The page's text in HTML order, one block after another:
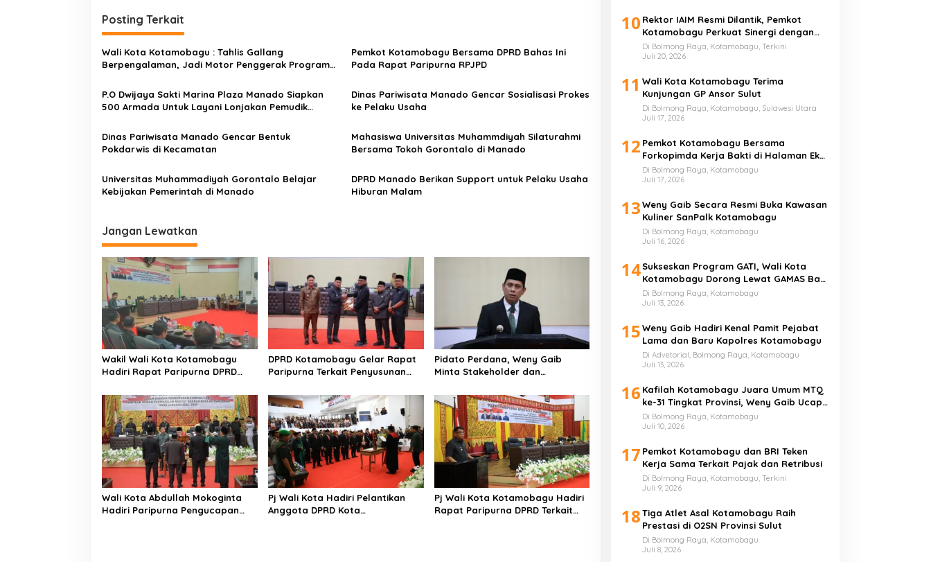
i
g
a
i
o
s
Posting Terkait
Wali Kota Kotamobagu : Tahlis Gallang
Berpengalaman, Jadi Motor Penggerak Program
Pemkot Kotamobagu Bersama DPRD Bahas Ini
Pada Rapat Paripurna RPJPD
P.O Dwijaya Sakti Marina Plaza Manado Siapkan
500 Armada Untuk Layani Lonjakan Pemudik
Diakses Via Online
Dinas Pariwisata Manado Gencar Sosialisasi Prokes
ke Pelaku Usaha
Dinas Pariwisata Manado Gencar Bentuk
Pokdarwis di Kecamatan
Mahasiswa Universitas Muhammdiyah Silaturahmi
Bersama Tokoh Gorontalo di Manado
Universitas Muhammadiyah Gorontalo Belajar
Kebijakan Pemerintah di Manado
DPRD Manado Berikan Support untuk Pelaku Usaha
Hiburan Malam
Jangan Lewatkan
Wakil Wali Kota Kotamobagu
Hadiri Rapat Paripurna DPRD
DPRD Kotamobagu Gelar Rapat
Paripurna Terkait Penyusunan
Pidato Perdana, Weny Gaib
Minta Stakeholder dan
Kota
Wali Kota Abdullah Mokoginta
Hadiri Paripurna Pengucapan
Pj Wali Kota Hadiri Pelantikan
Anggota DPRD Kota
Pj Wali Kota Kotamobagu Hadiri
Rapat Paripurna DPRD Terkait
10 Rektor IAIM Resmi Dilantik, Pemkot
Kotamobagu Perkuat Sinergi dengan
Perguruan Tinggi
Di Bolmong Raya, Kotamobagu, Terkini
Juli 20, 2026
11 Wali Kota Kotamobagu Terima
Kunjungan GP Ansor Sulut
Di Bolmong Raya, Kotamobagu, Sulawesi Utara
Juli 17, 2026
12 Pemkot Kotamobagu Bersama
Forkopimda Kerja Bakti di Halaman Eks
Kantor Bupati Bolmong
Di Bolmong Raya, Kotamobagu
Juli 17, 2026
13Weny Gaib Secara Resmi Buka Kawasan
Kuliner SanPalk Kotamobagu
Di Bolmong Raya, Kotamobagu
Juli 16, 2026
14 Sukseskan Program GATI, Wali Kota
Kotamobagu Dorong Lewat GAMAS Bagi
Anak Sekolah
Di Bolmong Raya, Kotamobagu
Juli 13, 2026
15Weny Gaib Hadiri Kenal Pamit Pejabat
Lama dan Baru Kapolres Kotamobagu
Di Advetorial, Bolmong Raya, Kotamobagu
Juli 13, 2026
16 Kafilah Kotamobagu Juara Umum MTQ
ke-31 Tingkat Provinsi, Weny Gaib Ucap
Syukur
Di Bolmong Raya, Kotamobagu
Juli 10, 2026
17 Pemkot Kotamobagu dan BRI Teken
Kerja Sama Terkait Pajak dan Retribusi
Di Bolmong Raya, Kotamobagu, Terkini
Juli 9, 2026
18Tiga Atlet Asal Kotamobagu Raih
Prestasi di O2SN Provinsi Sulut
Di Bolmong Raya, Kotamobagu
Juli 8, 2026